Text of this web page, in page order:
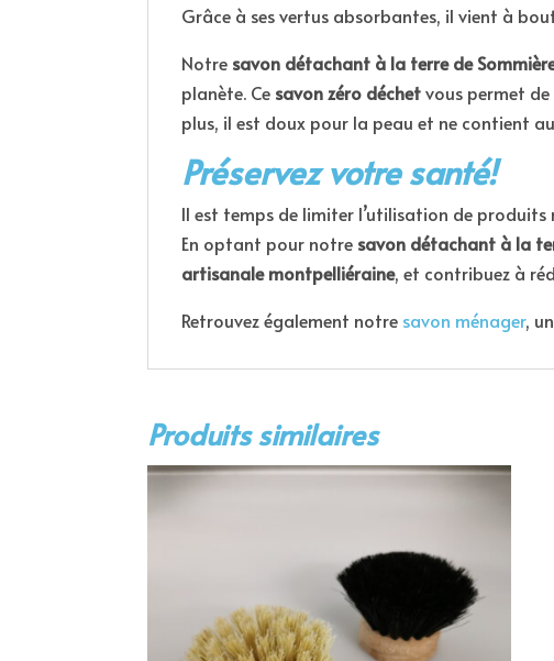
Grâce à ses vertus absorbantes, il vient à
Notre savon détachant à la terre de
planète. Ce savon zéro déchetvous permet
plus, il est doux pour la peau et ne contient
Préservez votre santé!
Il est temps de limiter l’utilisation de produits
En optant pour notre savon détachant à la
artisanale montpelliéraine, et contribuez à
Retrouvez également notre savon ménager,
Produits similaires